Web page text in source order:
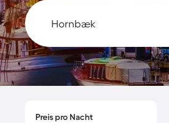
Preis pro Nacht